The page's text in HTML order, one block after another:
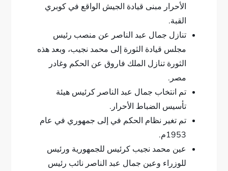
الأحرار مبنى قيادة الجيش الواقع في كوبري
القبة.
تنازل جمال عبد الناصر عن منصب رئيس
مجلس قيادة الثورة إلى محمد نجيب، وبعد هذه
الثورة تنازل الملك فاروق عن الحكم وغادر
مصر.
تم انتخاب جمال عبد الناصر كرئيس هيئة
تأسيس الضباط الأحرار.
تم تغير نظام الحكم في إلى جمهوري في عام
1953م.
عين محمد نجيب كرئيس للجمهورية ورئيس
للوزراء وعين جمال عبد الناصر نائب رئيس